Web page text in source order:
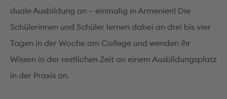
duale Ausbildung an – einmalig in Armenien! Die
Schülerinnen und Schüler lernen dabei an drei bis vier
Tagen in der Woche am College und wenden ihr
Wissen in der restlichen Zeit an einem Ausbildungsplatz
in der Praxis an.